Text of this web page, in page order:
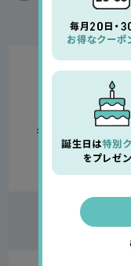
キエトワンデー
30枚あたり
¥1,850